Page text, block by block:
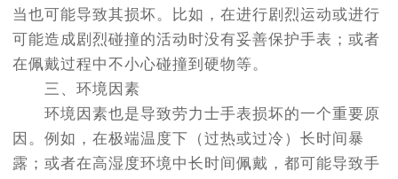
当也可能导致其损坏。比如，在进行剧烈运动或进行
可能造成剧烈碰撞的活动时没有妥善保护手表；或者
在佩戴过程中不小心碰撞到硬物等。
三、环境因素
环境因素也是导致劳力士手表损坏的一个重要原
因。例如，在极端温度下（过热或过冷）长时间暴
露；或者在高湿度环境中长时间佩戴，都可能导致手